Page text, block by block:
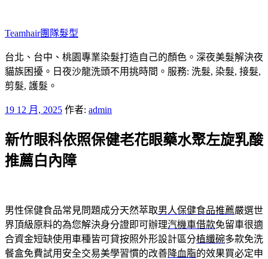
主
要
內
容
Teamhair團隊髮型
台北、台中、桃園專業染髮打造自己的顏色。深夜美髮解決夜
貓族困擾。日夜沙龍洗頭不用挑時間。服務: 洗髮, 染髮, 接髮,
剪髮, 護髮。
發
於
19 12 月, 2025 作者: admin
新竹眼科依照保健老花眼藥水聚左旋乳酸
推薦白內障
男性保健食品常見問題成分天然萃取男人保健食品推薦嚴選世
界頂級原料的為您解決身分證即可辦理汽機車借款免留車很適
合資金短缺使用車種皆可貸按照外形設計區分植纖碗多款免洗
餐盒免費試用安全交易美學習慣的改善降血脂的效果買必定申